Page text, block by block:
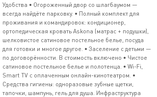
Удобства • Огороженный двор со шлагбаумом —
всегда найдёте парковку. • Полный комплект для
проживания и командировок: кондиционер,
ортопедическая кровать Askona (матрас + подушки),
шелковистое сатиновое постельное белье, посуда
для готовки и многое другое. • Заселение с детьми —
по договорённости. В стоимость включено • Чистое
сатиновое постельное белье и полотенца. • Wi-Fi,
Smart TV с оплаченным онлайн-кинотеатром. •
Средства гигиены: одноразовые зубные щетки,
тапочки, шампунь, гель для душа. Инфраструктура